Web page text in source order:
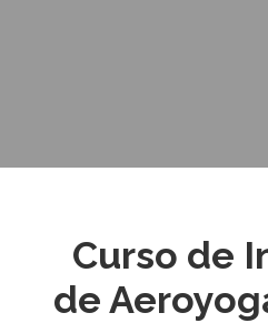
Curso de
de